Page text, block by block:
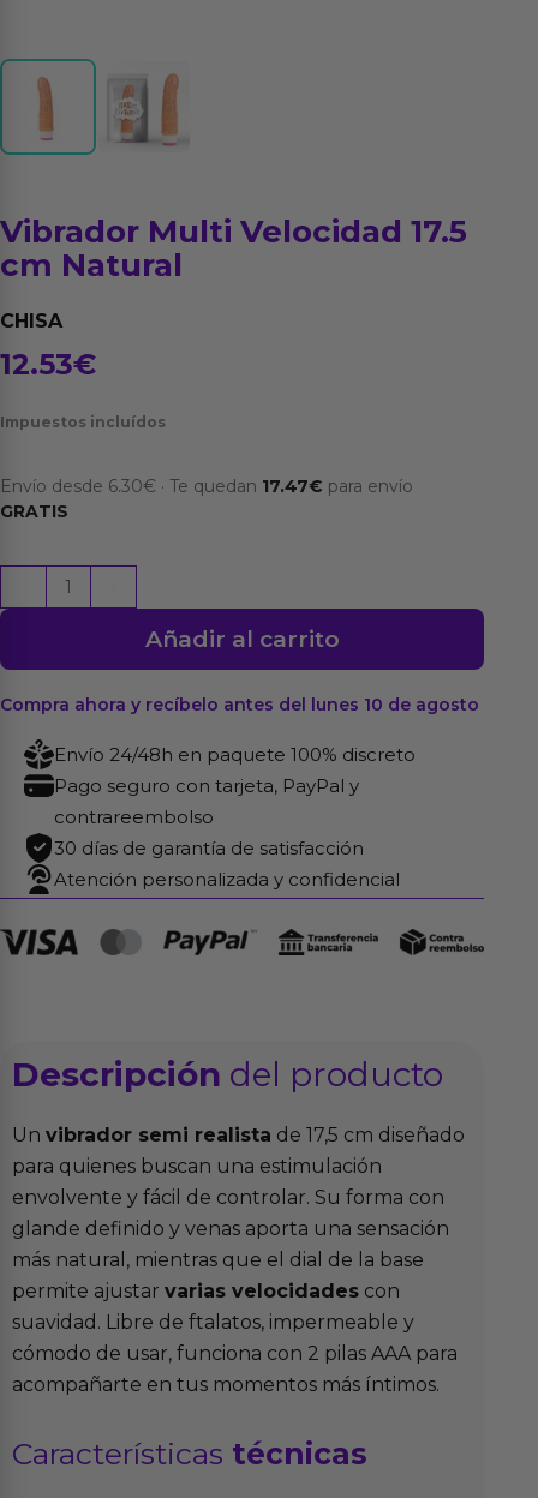
Vibrador Multi Velocidad 17.5
cm Natural
CHISA
12.53€
Impuestos incluídos
Envío desde 6.30€ · Te quedan 17.47€ para envío
GRATIS
Vibrador
Multi
17.5
cm
Natural
cantidad
Añadir al carrito
Compra ahora y recíbelo antes del lunes 10 de agosto
Envío 24/48h en paquete 100% discreto
Pago seguro con tarjeta, PayPal y
contrareembolso
30 días de garantía de satisfacción
Atención personalizada y confidencial
Descripción del producto
Un vibrador semi realista de 17,5 cm diseñado
para quienes buscan una estimulación
envolvente y fácil de controlar. Su forma con
glande definido y venas aporta una sensación
más natural, mientras que el dial de la base
permite ajustar varias velocidades con
suavidad. Libre de ftalatos, impermeable y
cómodo de usar, funciona con 2 pilas AAA para
acompañarte en tus momentos más íntimos.
Características técnicas